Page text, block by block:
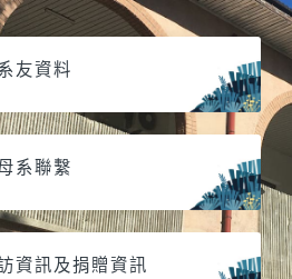
友資料
系聯繫
資訊及捐贈資訊